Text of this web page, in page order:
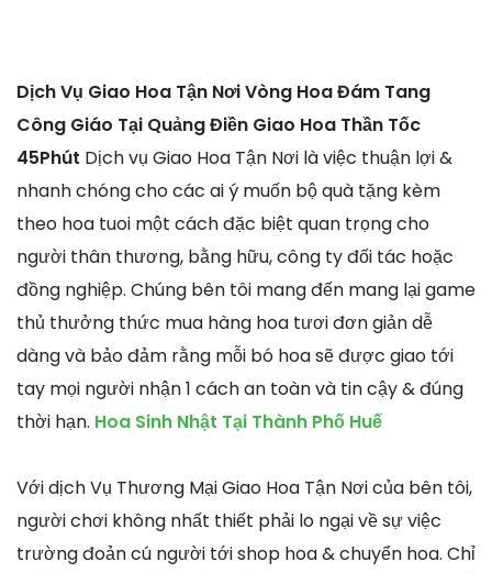
Dịch Vụ Giao Hoa Tận Nơi Vòng Hoa Đám Tang
Công Giáo Tại Quảng Điền Giao Hoa Thần Tốc
45Phút Dịch vụ Giao Hoa Tận Nơi là việc thuận lợi &
nhanh chóng cho các ai ý muốn bộ quà tặng kèm
theo hoa tuoi một cách đặc biệt quan trọng cho
người thân thương, bằng hữu, công ty đối tác hoặc
đồng nghiệp. Chúng bên tôi mang đến mang lại game
thủ thưởng thức mua hàng hoa tươi đơn giản dễ
dàng và bảo đảm rằng mỗi bó hoa sẽ được giao tới
tay mọi người nhận 1 cách an toàn và tin cậy & đúng
thời hạn. Hoa Sinh Nhật Tại Thành Phố Huế
Với dịch Vụ Thương Mại Giao Hoa Tận Nơi của bên tôi,
người chơi không nhất thiết phải lo ngại về sự việc
trường đoản cú người tới shop hoa & chuyển hoa. Chỉ